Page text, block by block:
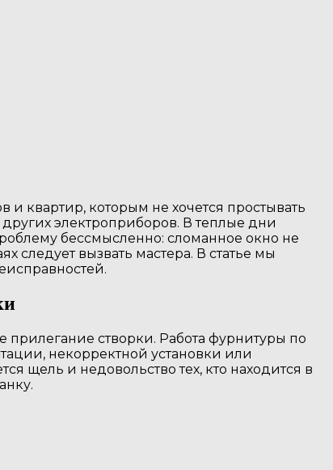
квартир, которым не хочется простывать
электроприборов. В теплые дни
бессмысленно: сломанное окно не
следует вызвать мастера. В статье мы
створки. Работа фурнитуры по
некорректной установки или
щель и недовольство тех, кто находится в